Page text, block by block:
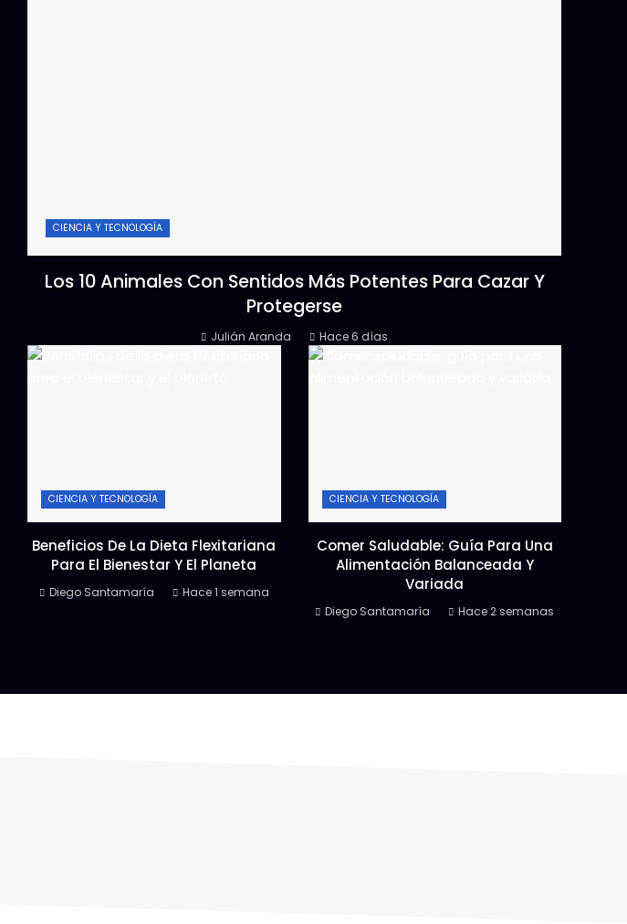
CIENCIA Y TECNOLOGÍA
Los 10 Animales Con Sentidos Más Potentes Para Cazar Y
Protegerse
Julián Aranda Hace 6 días
CIENCIA Y TECNOLOGÍA
Beneficios De La Dieta Flexitariana
Para El Bienestar Y El Planeta
Diego Santamaría Hace 1 semana
CIENCIA Y TECNOLOGÍA
Comer Saludable: Guía Para Una
Alimentación Balanceada Y
Variada
Diego Santamaría Hace 2 semanas